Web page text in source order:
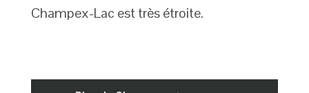
Champex-Lac est très étroite.